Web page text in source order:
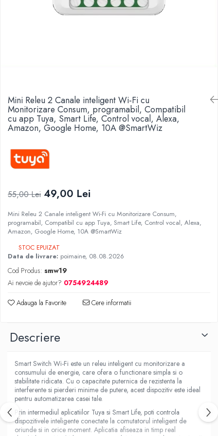
Mini Releu 2 Canale inteligent Wi-Fi cu
Monitorizare Consum, programabil, Compatibil
cu app Tuya, Smart Life, Control vocal, Alexa,
Amazon, Google Home, 10A @SmartWiz
55,00 Lei 49,00 Lei
Mini Releu 2 Canale inteligent Wi-Fi cu Monitorizare Consum,
programabil, Compatibil cu app Tuya, Smart Life, Control vocal, Alexa,
Amazon, Google Home, 10A @SmartWiz
STOC EPUIZAT
Data de livrare: poimaine, 08.08.2026
Cod Produs: smw19
Ai nevoie de ajutor? 0754924489
Adauga la Favorite Cere informatii
Descriere
Smart Switch Wi-Fi este un releu inteligent cu monitorizare a
consumului de energie, care ofera o functionare simpla si o
stabilitate ridicata. Cu o capacitate puternica de rezistenta la
interferente si pierderi minime de putere, acest dispozitiv este ideal
pentru automatizarea casei tale.
Prin intermediul aplicatiilor Tuya si Smart Life, poti controla
dispozitivele inteligente conectate la comutatorul inteligent de
oriunde si in orice moment. Aplicatia afiseaza in timp real